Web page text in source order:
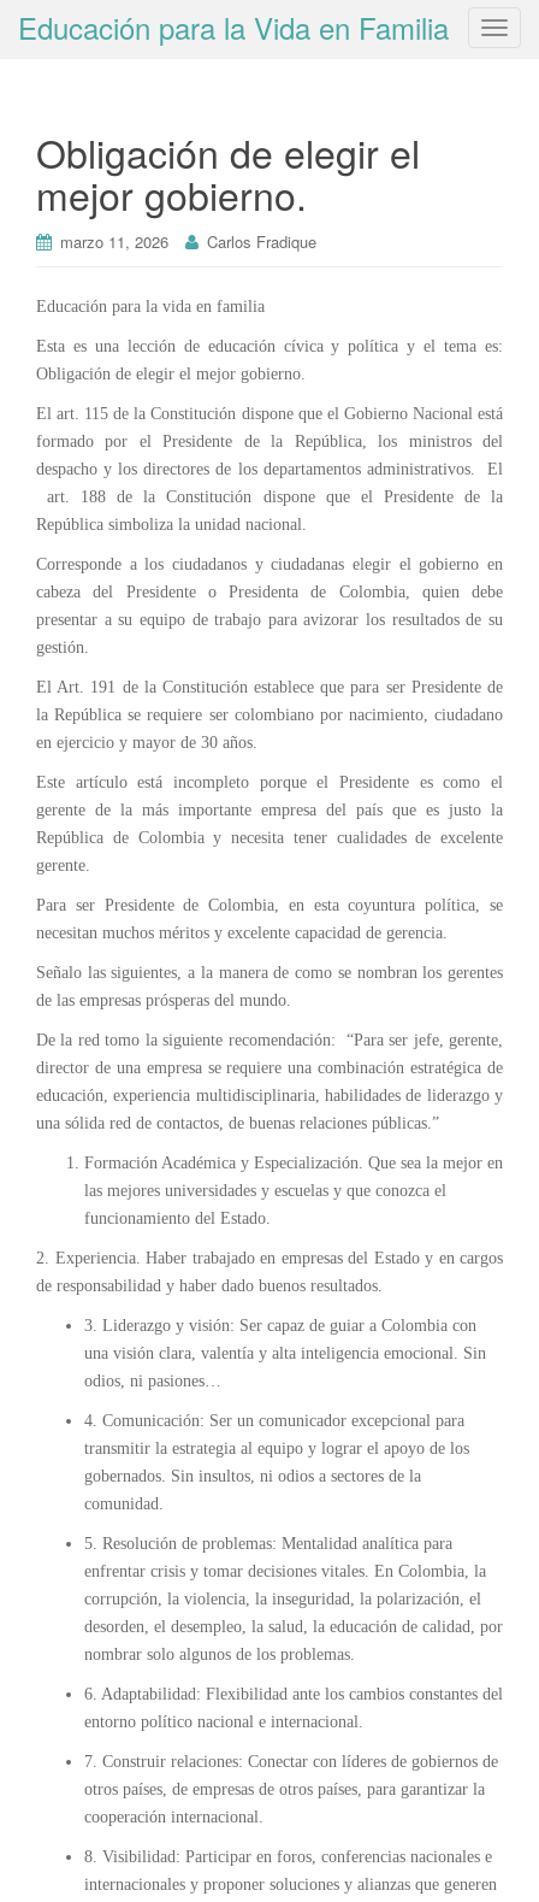
T
o
n
Educación para la Vida en Familia
Obligación de elegir el
mejor gobierno.
marzo 11, 2026 Carlos Fradique
Educación para la vida en familia
Esta es una lección de educación cívica y política y el tema es:
Obligación de elegir el mejor gobierno.
El art. 115 de la Constitución dispone que el Gobierno Nacional está
formado por el Presidente de la República, los ministros del
despacho y los directores de los departamentos administrativos. El
art. 188 de la Constitución dispone que el Presidente de la
República simboliza la unidad nacional.
Corresponde a los ciudadanos y ciudadanas elegir el gobierno en
cabeza del Presidente o Presidenta de Colombia, quien debe
presentar a su equipo de trabajo para avizorar los resultados de su
gestión.
El Art. 191 de la Constitución establece que para ser Presidente de
la República se requiere ser colombiano por nacimiento, ciudadano
en ejercicio y mayor de 30 años.
Este artículo está incompleto porque el Presidente es como el
gerente de la más importante empresa del país que es justo la
República de Colombia y necesita tener cualidades de excelente
gerente.
Para ser Presidente de Colombia, en esta coyuntura política, se
necesitan muchos méritos y excelente capacidad de gerencia.
Señalo las siguientes, a la manera de como se nombran los gerentes
de las empresas prósperas del mundo.
De la red tomo la siguiente recomendación: “Para ser jefe, gerente,
director de una empresa se requiere una combinación estratégica de
educación, experiencia multidisciplinaria, habilidades de liderazgo y
una sólida red de contactos, de buenas relaciones públicas.”
Formación Académica y Especialización. Que sea la mejor en
las mejores universidades y escuelas y que conozca el
funcionamiento del Estado.
2. Experiencia. Haber trabajado en empresas del Estado y en cargos
de responsabilidad y haber dado buenos resultados.
3. Liderazgo y visión: Ser capaz de guiar a Colombia con
una visión clara, valentía y alta inteligencia emocional. Sin
odios, ni pasiones…
4. Comunicación: Ser un comunicador excepcional para
transmitir la estrategia al equipo y lograr el apoyo de los
gobernados. Sin insultos, ni odios a sectores de la
comunidad.
5. Resolución de problemas: Mentalidad analítica para
enfrentar crisis y tomar decisiones vitales. En Colombia, la
corrupción, la violencia, la inseguridad, la polarización, el
desorden, el desempleo, la salud, la educación de calidad, por
nombrar solo algunos de los problemas.
6. Adaptabilidad: Flexibilidad ante los cambios constantes del
entorno político nacional e internacional.
7. Construir relaciones: Conectar con líderes de gobiernos de
otros países, de empresas de otros países, para garantizar la
cooperación internacional.
8. Visibilidad: Participar en foros, conferencias nacionales e
internacionales y proponer soluciones y alianzas que generen